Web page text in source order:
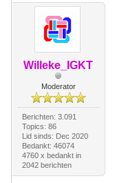
Willeke_IGKT
Moderator
Berichten: 3.091
Topics: 86
Lid sinds: Dec 2020
Bedankt: 46074
4760 x bedankt in
2042 berichten